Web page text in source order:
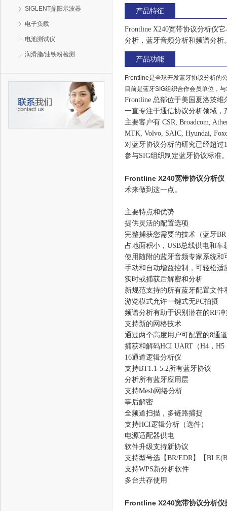
SIGLENT鼎阳示波器
电子负载
电池测试仪
润滑脂/油铁粉检测
产品特征
Frontline X240宽带协议分析仪
分析，蓝牙音频分析和频谱分析
产品功能
Frontline是全球开发蓝牙协议分析的
目前是蓝牙SIG组织合作会员单位，
Frontline 总部位于美国夏洛茨维
一直专注于通信协议分析领域，
主要客户有 CSR, Broadcom,
MTK, Volvo, SAIC, Hyundai,
对蓝牙协议分析的研究已经超
参与SIG组织制定蓝牙协议标准
Frontline X240宽带协议分析仪
术来做到这一点。
主要特点和优势
提供灵活的配置选项
完整捕获您需要的技术（蓝牙
占地面积小，USB总线供电和
使用随附的蓝牙音频专家系统
手动和自动增益控制，可轻松适
实时或捕获后解密和分析
新规范支持的所有蓝牙配置文件
游览模式允许一键式无PC拍摄
频谱分析有助于识别潜在的RF冲
支持新的网格技术
通过两个高度用户可配置的8通
捕获和解码HCI UART（H4，H5
16通道逻辑分析仪
支持BT1.1-5.2所有蓝牙协议
分析所有蓝牙应用层
支持Mesh网络分析
事后解密
全频道扫描，多链路捕捉
支持HCI逻辑分析（选件）
电源适配器供电
软件升级支持新协议
支持型号选【BR/EDR】【
支持WPS新分析软件
多台共存使用
Frontline X240宽带协议分析仪